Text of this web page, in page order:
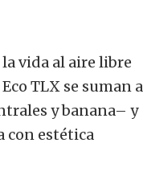
vida al aire libre
TLX se suman a
y banana– y
con estética